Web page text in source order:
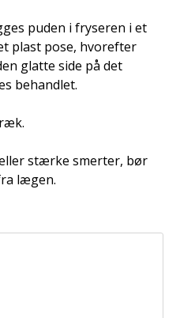
puden i fryseren i et
plast pose, hvorefter
glatte side på det
behandlet.
stærke smerter, bør
lægen.